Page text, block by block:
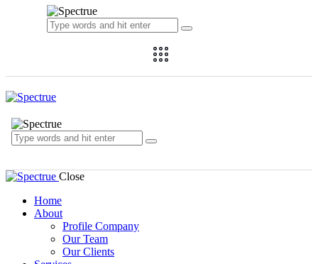
Close
Home
About
Profile Company
Our Team
Our Clients